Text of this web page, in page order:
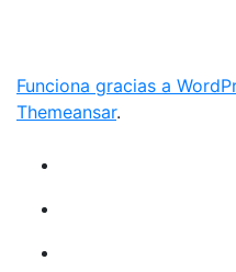
Funciona gracias a
Themeansar.